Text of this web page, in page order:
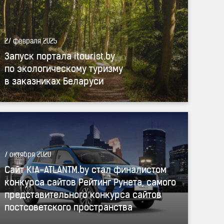
27 февраля 2025
Запуск портала itourist.by
по экологическому туризму
в заказниках Беларуси
7 октября 2020
Сайт KIA-ATLANTM.by стал финалистом
конкурса сайтов Рейтинг Рунета, самого
представительного конкурса сайтов
постсоветского пространства